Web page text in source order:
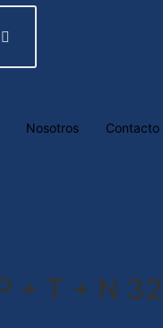
Nosotros Contacto
+ T + N 32